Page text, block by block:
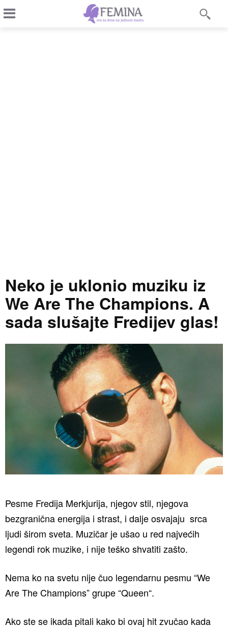
Neko je uklonio muziku iz
We Are The Champions. A
sada slušajte Fredijev glas!
Pesme Fredija Merkjurija, njegov stil, njegova
bezgranična energija i strast, i dalje osvajaju srca
ljudi širom sveta. Muzičar je ušao u red najvećih
legendi rok muzike, i nije teško shvatiti zašto.
Nema ko na svetu nije čuo legendarnu pesmu “We
Are The Champions” grupe “Queen“.
Ako ste se ikada pitali kako bi ovaj hit zvučao kada